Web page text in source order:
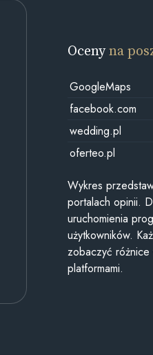
Ocenyna
GoogleMaps
facebook.com
wedding.pl
oferteo.pl
Wykres
portalach opinii.
uruchomienia
użytkowników.
zobaczyć
platformami.